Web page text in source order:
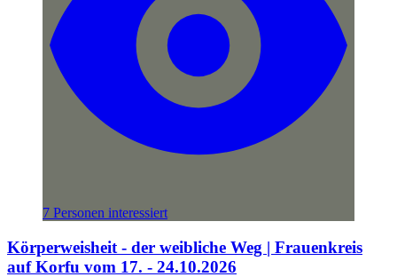
7 Personen interessiert
Körperweisheit - der weibliche Weg | Frauenkreis
auf Korfu vom 17. - 24.10.2026